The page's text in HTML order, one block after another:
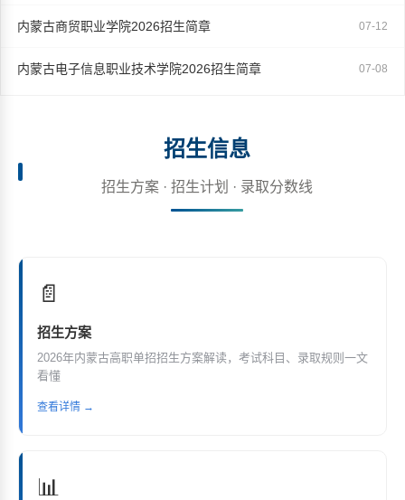
内蒙古商贸职业学院2026招生简章 07-12
内蒙古电子信息职业技术学院2026招生简章 07-08
招生信息
招生方案 · 招生计划 · 录取分数线
📄
招生方案
2026年内蒙古高职单招招生方案解读，考试科目、录取规则一文
看懂
查看详情 →
📊